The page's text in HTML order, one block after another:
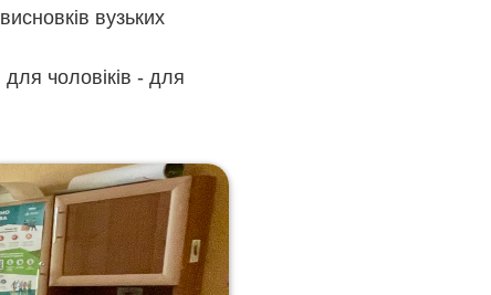
вузьких
для чоловіків - для